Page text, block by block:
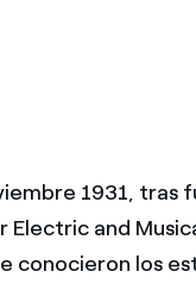
1931, tras
Electric and
conocieron los